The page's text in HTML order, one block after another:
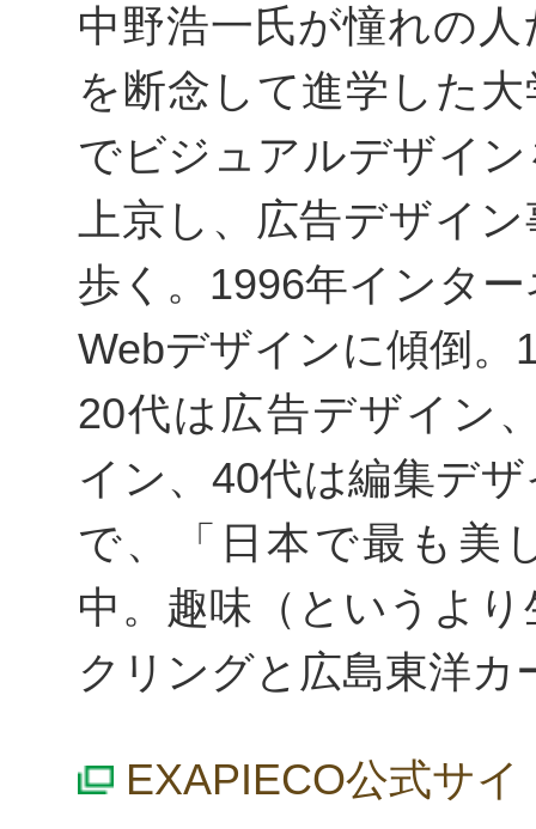
中野浩一氏が憧れの
を断念して進学した
でビジュアルデザイ
上京し、広告デザイ
歩く。1996年インタ
Webデザインに傾倒。
20代は広告デザイン
イン、40代は編集デ
で、「日本で最も美
中。趣味（というよ
クリングと広島東洋カ
EXAPIECO公式サイ